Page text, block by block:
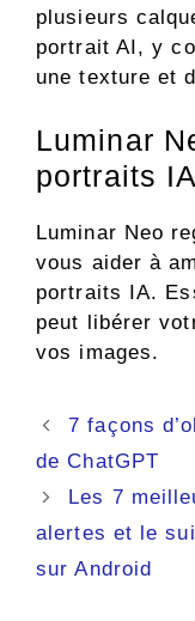
plusieurs
portrait AI, y
une texture et
Luminar
portraits
Luminar Neo
vous aider à
portraits IA.
peut libérer
vos images.
Navigation
des
7 façons
de ChatGPT
Les 7
alertes et le
sur Android